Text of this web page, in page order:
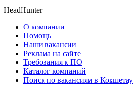
HeadHunter
О компании
Помощь
Наши вакансии
Реклама на сайте
Требования к ПО
Каталог компаний
Поиск по вакансиям в Кокшетау